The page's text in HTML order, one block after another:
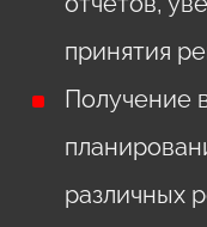
принятия
Получение
различных